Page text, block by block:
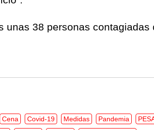
unas 38 personas contagiadas
Cena Covid-19 Medidas Pandemia